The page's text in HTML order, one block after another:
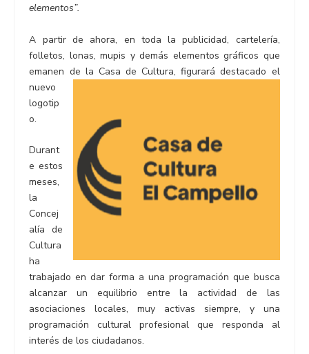
elementos”.
A partir de ahora, en toda la publicidad, cartelería,
folletos, lonas, mupis y demás elementos gráficos que
emanen de la Casa de Cultura, figurará destacado el
nuevo
logotip
o.
Durant
e estos
meses,
la
Concej
alía de
Cultura
ha
trabajado en dar forma a una programación que busca
alcanzar un equilibrio entre la actividad de las
asociaciones locales, muy activas siempre, y una
programación cultural profesional que responda al
interés de los ciudadanos.